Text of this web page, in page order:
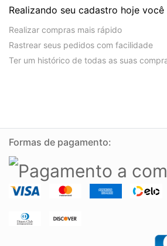
Realizando seu cadastro hoje
Realizar compras mais rápido
Rastrear seus pedidos com facilidade
Ter um histórico de todas as suas
Formas de pagamento: